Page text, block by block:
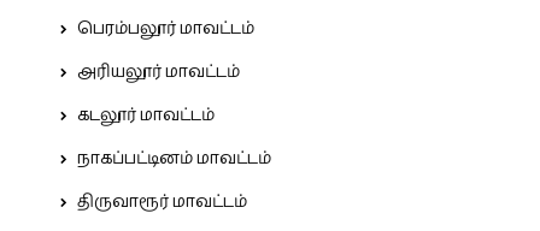
பெரம்பலூர் மாவட்டம்
அரியலூர் மாவட்டம்
கடலூர் மாவட்டம்
நாகப்பட்டினம் மாவட்டம்
திருவாரூர் மாவட்டம்